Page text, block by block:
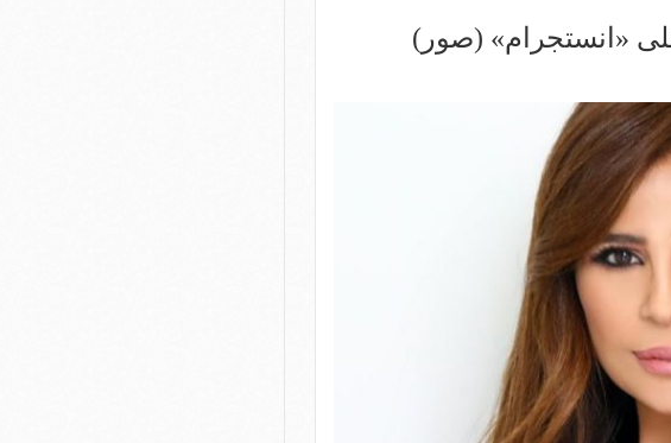
«انستجرام» (صور)